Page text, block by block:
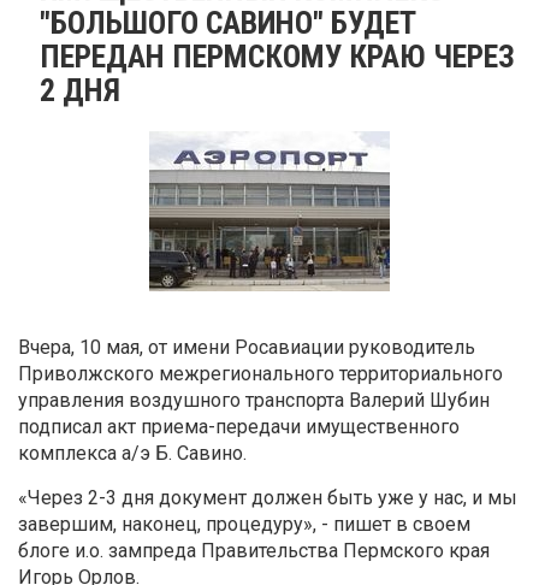
"БОЛЬШОГО САВИНО" БУДЕТ
ПЕРЕДАН ПЕРМСКОМУ КРАЮ ЧЕРЕЗ
2 ДНЯ
Вчера, 10 мая, от имени Росавиации руководитель
Приволжского межрегионального территориального
управления воздушного транспорта Валерий Шубин
подписал акт приема-передачи имущественного
комплекса а/э Б. Савино.
«Через 2-3 дня документ должен быть уже у нас, и мы
завершим, наконец, процедуру», - пишет в своем
блоге и.о. зампреда Правительства Пермского края
Игорь Орлов.